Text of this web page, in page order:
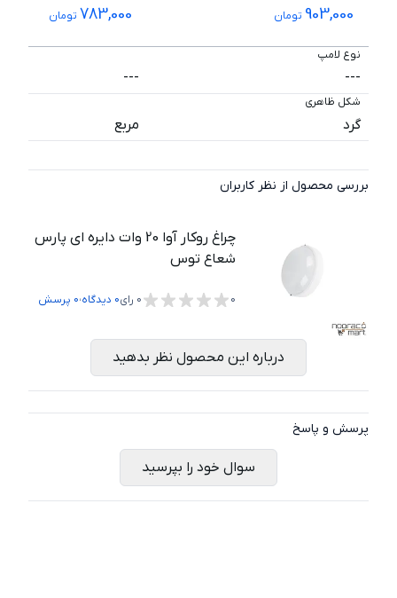
903,000 تومان 783,000 تومان
نوع لامپ
---
---
شکل ظاهری
گرد مربع
بررسی محصول از نظر کاربران
چراغ روکار آوا 20 وات دایره ای پارس
شعاع توس
0
0 رای0 دیدگاه،0 پرسش
درباره این محصول نظر بدهید
پرسش و پاسخ
سوال خود را بپرسید